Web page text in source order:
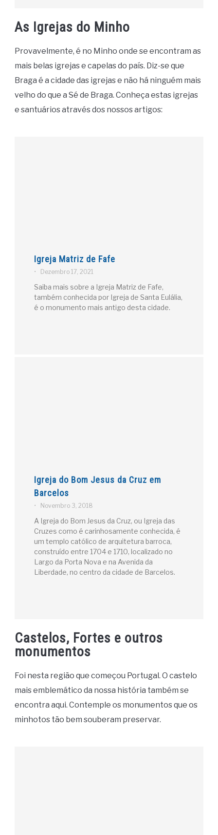
As Igrejas do Minho
Provavelmente, é no Minho onde se encontram as
mais belas igrejas e capelas do país. Diz-se que
Braga é a cidade das igrejas e não há ninguém mais
velho do que a Sé de Braga. Conheça estas igrejas
e santuários através dos nossos artigos:
Igreja Matriz de Fafe
• Dezembro 17, 2021
Saiba mais sobre a Igreja Matriz de Fafe,
também conhecida por Igreja de Santa Eulália,
é o monumento mais antigo desta cidade.
Igreja do Bom Jesus da Cruz em
Barcelos
• Novembro 3, 2018
A Igreja do Bom Jesus da Cruz, ou Igreja das
Cruzes como é carinhosamente conhecida, é
um templo católico de arquitetura barroca,
construído entre 1704 e 1710, localizado no
Largo da Porta Nova e na Avenida da
Liberdade, no centro da cidade de Barcelos.
Castelos, Fortes e outros
monumentos
Foi nesta região que começou Portugal. O castelo
mais emblemático da nossa história também se
encontra aqui. Contemple os monumentos que os
minhotos tão bem souberam preservar.